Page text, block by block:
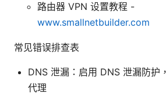
路由器 VPN 设置教程 -
www.smallnetbuilder.com
常见错误排查表
DNS 泄漏：启用 DNS 泄漏防护
代理